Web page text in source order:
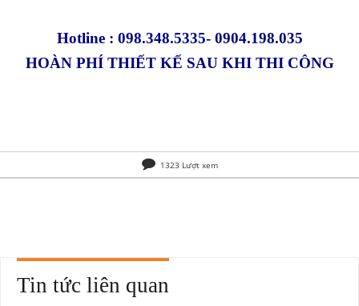
Hotline : 098.348.5335- 0904.198.035
HOÀN PHÍ THIẾT KẾ SAU KHI THI CÔNG
1323 Lượt xem
Tin tức liên quan